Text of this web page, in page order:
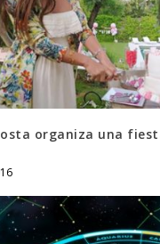
organiza una